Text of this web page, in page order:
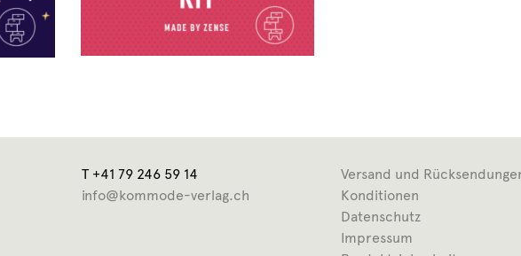
T +41 79 246 59 14
info@kommode-verlag.ch
Versand und
Konditionen
Datenschutz
Impressum